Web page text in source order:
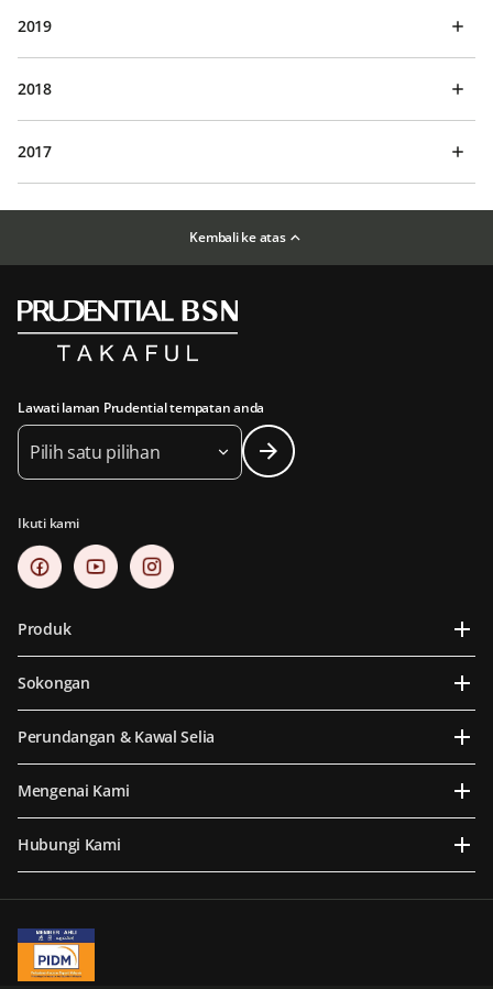
2019
2018
2017
Kembali ke atas
Lawati laman Prudential tempatan anda
Pilih satu pilihan
Ikuti kami
Produk
Sokongan
Perundangan & Kawal Selia
Mengenai Kami
Hubungi Kami